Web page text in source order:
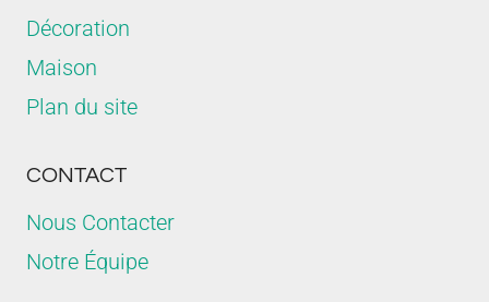
Décoration
Maison
Plan du site
CONTACT
Nous Contacter
Notre Équipe